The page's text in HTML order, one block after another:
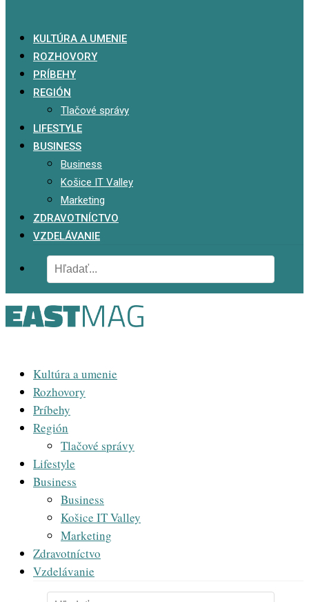
KULTÚRA A UMENIE
ROZHOVORY
PRÍBEHY
REGIÓN
Tlačové správy
LIFESTYLE
BUSINESS
Business
Košice IT Valley
Marketing
ZDRAVOTNÍCTVO
VZDELÁVANIE
Kultúra a umenie
Rozhovory
Príbehy
Región
Tlačové správy
Lifestyle
Business
Business
Košice IT Valley
Marketing
Zdravotníctvo
Vzdelávanie